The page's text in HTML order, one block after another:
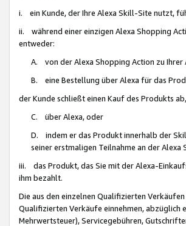
i. ein Kunde, der Ihre Alexa Skill-Site nutzt,
ii. während einer einzigen Alexa Shopping
entweder:
A. von der Alexa Shopping Action zu
B. eine Bestellung über Alexa für das
der Kunde schließt einen Kauf des Produkts
C. über Alexa, oder
D. indem er das Produkt innerhalb der
seiner erstmaligen Teilnahme an der
iii. das Produkt, das Sie mit der Alexa-
ihm bezahlt.
Die aus den einzelnen Qualifizierten Verkäufen
Qualifizierten Verkäufe einnehmen, abzüglich
Mehrwertsteuer), Servicegebühren,